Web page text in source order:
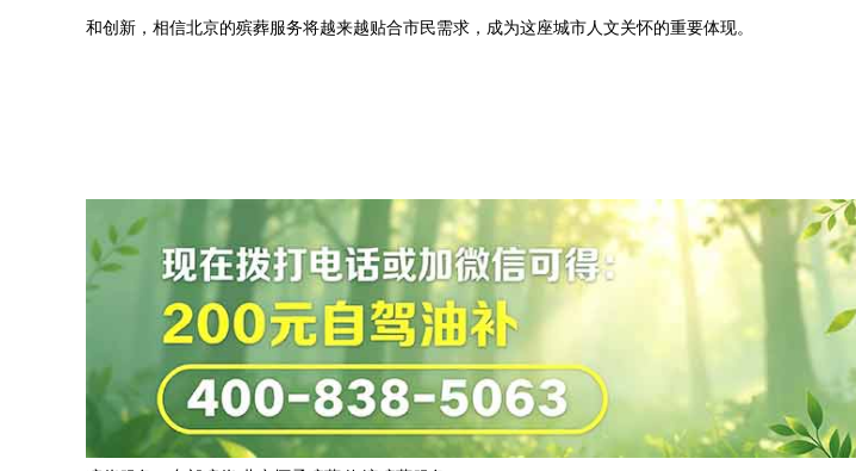
和创新，相信北京的殡葬服务将越来越贴合市民需求，成为这座城市人文关怀的重要体现。